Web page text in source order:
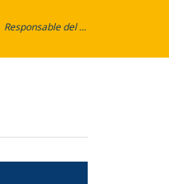
Responsable del área